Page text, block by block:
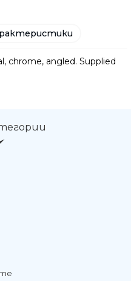
chrome, angled. Supplied